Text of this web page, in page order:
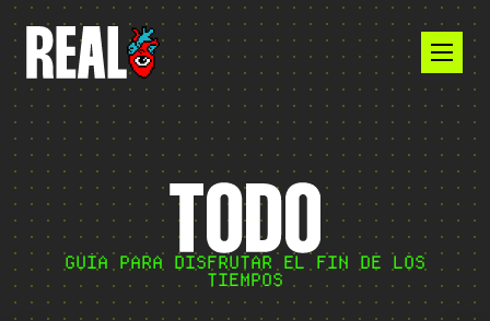
GUÍA PARA DISFRUTAR EL FIN DE LOS
TIEMPOS